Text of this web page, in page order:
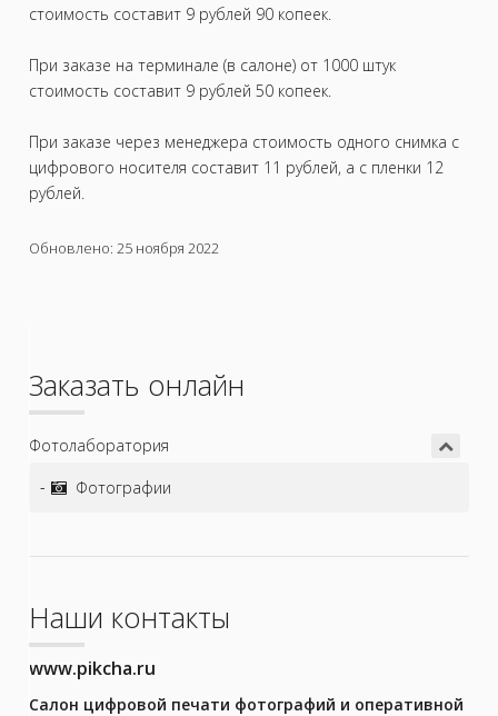
стоимость составит 9 рублей 90 копеек.
При заказе на терминале (в салоне) от 1000 штук
стоимость составит 9 рублей 50 копеек.
При заказе через менеджера стоимость одного снимка с
цифрового носителя составит 11 рублей, а с пленки 12
рублей.
Обновлено: 25 ноября 2022
Заказать онлайн
Фотолаборатория
Фотографии
Наши контакты
www.pikcha.ru
Салон цифровой печати фотографий и оперативной